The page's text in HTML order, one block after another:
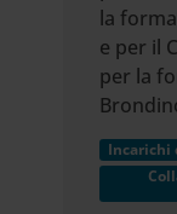
la
e per il
per la
Incarichi